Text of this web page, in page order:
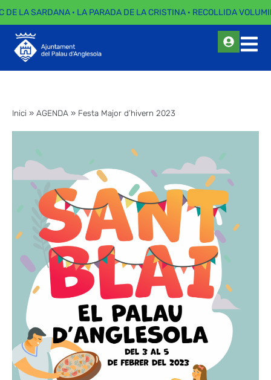
LA SARDANA · LA PARADA DE LA CRISTINA · RECOLLIDA
Inici » AGENDA » Festa Major d’hivern 2023